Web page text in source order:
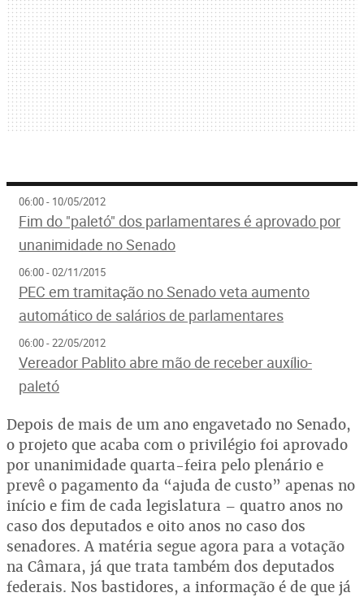
06:00 - 10/05/2012
Fim do "paletó" dos parlamentares é aprovado por
unanimidade no Senado
06:00 - 02/11/2015
PEC em tramitação no Senado veta aumento
automático de salários de parlamentares
06:00 - 22/05/2012
Vereador Pablito abre mão de receber auxílio-
paletó
Depois de mais de um ano engavetado no Senado,
o projeto que acaba com o privilégio foi aprovado
por unanimidade quarta-feira pelo plenário e
prevê o pagamento da “ajuda de custo” apenas no
início e fim de cada legislatura – quatro anos no
caso dos deputados e oito anos no caso dos
senadores. A matéria segue agora para a votação
na Câmara, já que trata também dos deputados
federais. Nos bastidores, a informação é de que já